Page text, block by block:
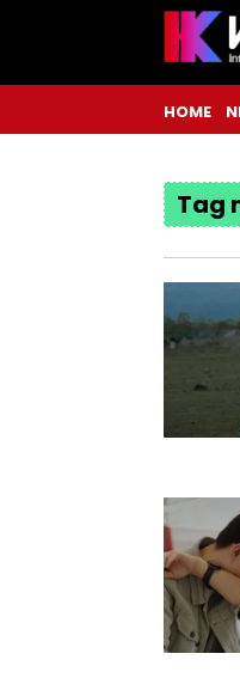
HOME
Tag